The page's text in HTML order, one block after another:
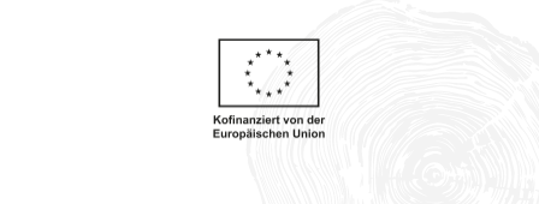
Antike indische Holztür Kavya -
Altholz Unikat